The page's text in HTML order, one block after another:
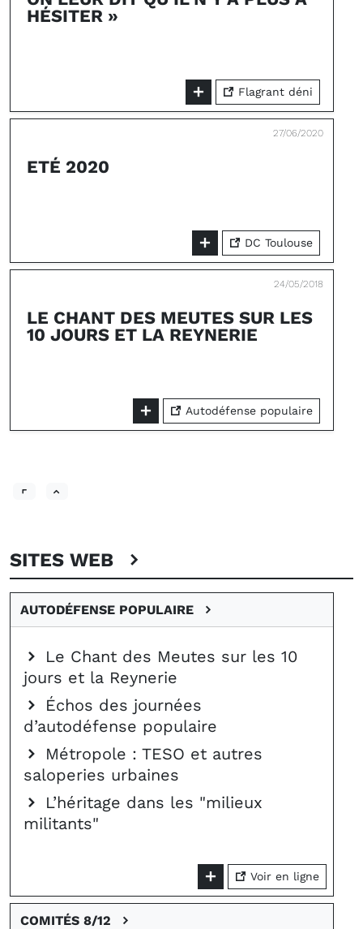
HÉSITER »
Flagrant déni
27/06/2020
ETÉ 2020
DC Toulouse
24/05/2018
LE CHANT DES MEUTES SUR LES
10 JOURS ET LA REYNERIE
Autodéfense populaire
SITES WEB
AUTODÉFENSE POPULAIRE
Le Chant des Meutes sur les 10
jours et la Reynerie
Échos des journées
d’autodéfense populaire
Métropole : TESO et autres
saloperies urbaines
L’héritage dans les "milieux
militants"
Voir en ligne
COMITÉS 8/12